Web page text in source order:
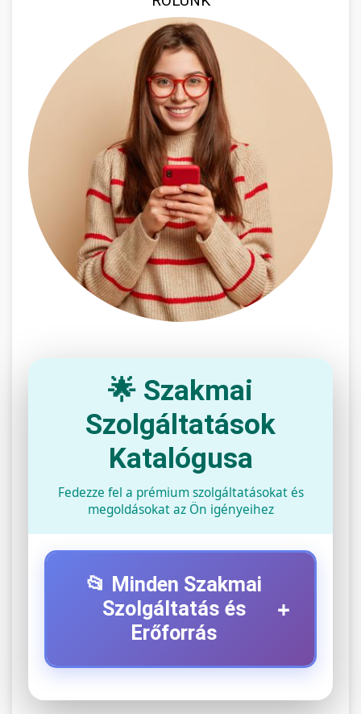
🌟 Szakmai
Szolgáltatások
Katalógusa
Fedezze fel a prémium szolgáltatásokat és
megoldásokat az Ön igényeihez
📂 Minden Szakmai
Szolgáltatás és
Erőforrás
+
+